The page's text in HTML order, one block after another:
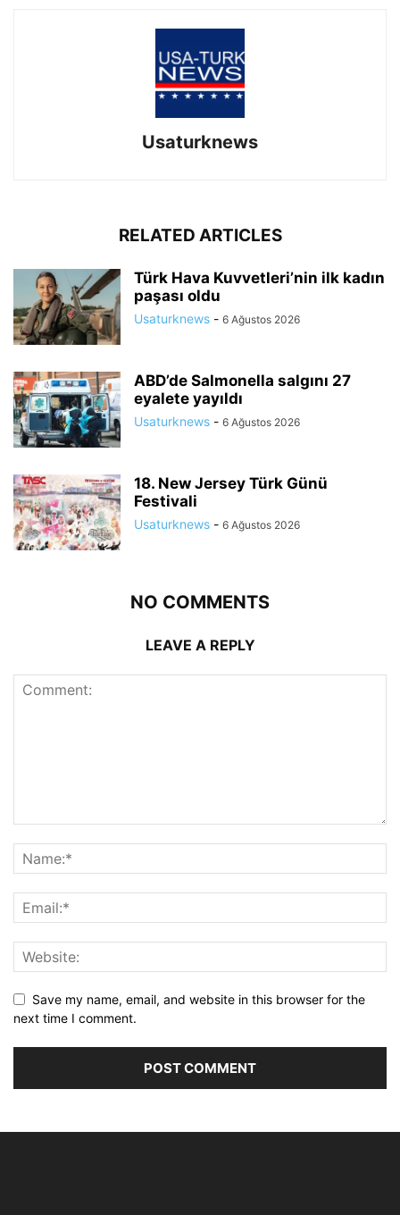
Usaturknews
RELATED ARTICLES
Türk Hava Kuvvetleri’nin ilk kadın
paşası oldu
Usaturknews - 6 Ağustos 2026
ABD’de Salmonella salgını 27
eyalete yayıldı
Usaturknews - 6 Ağustos 2026
18. New Jersey Türk Günü
Festivali
Usaturknews - 6 Ağustos 2026
NO COMMENTS
LEAVE A REPLY
Save my name, email, and website in this browser for the
next time I comment.